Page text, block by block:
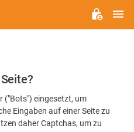
("Bots") eingesetzt, um
Eingaben auf einer Seite zu
daher Captchas, um zu